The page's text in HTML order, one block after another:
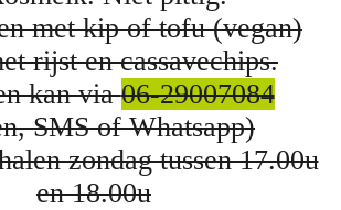
met kip of tofu (vegan)
rijst en cassavechips.
kan via06-29007084
SMS of Whatsapp)
zondag tussen 17.00u
en 18.00u